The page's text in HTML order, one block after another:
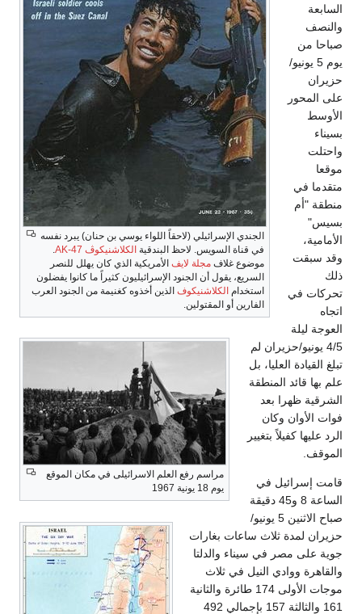
الجندي الإسرائيلي (لاحقاً اللواء يوسي بن حنان) يبرد نفسه
في قناة السويس. لاحظ البندقية الكلاشنيكوڤ AK-47
.
موضوع غلاف مجلة لايف الأمريكية الذي كان يهلل للنصر
السريع، يقول أن الجنود الإسرائيليون كثيراً ما كانوا يفضلون
استخدام الكلاشنيكوف الذين أخذوه كغنيمة من الجنود العرب
الفارين أو المقتولين.
مراسم رفع العلم الاسرائيلى في مكان الموقع
يوم 18 يونية 1967
السابعة
والنصف
صباحا من
يوم 5 يونيو/
حزيران
على المحور
الأوسط
بسيناء
واحتلت
موقعا
متقدما في
منطقة "أم
بسيس"
الأمامية،
وقد سبقت
ذلك
تحركات في
اتجاه
العوجة ليلة
4/5 يونيو/حزيران لم
تبلغ القيادة العليا، بل
علم بها قائد المنطقة
الشرقية ظهرا بعد
فوات الأوان وكان
الرد عليها كفيلاً بتغيير
الموقف.
قامت إسرائيل في
الساعة 8 و45 دقيقة
صباح الاثنين 5 يونيو/
حزيران لمدة ثلاث ساعات بغارات
جوية على مصر في سيناء والدلتا
والقاهرة ووادي النيل في ثلاث
موجات الأولى 174 طائرة والثانية
161 والثالثة 157 بإجمالي 492